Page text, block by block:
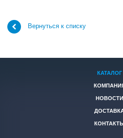
Вернуться к списку
КАТАЛОГ
НОВОСТИ